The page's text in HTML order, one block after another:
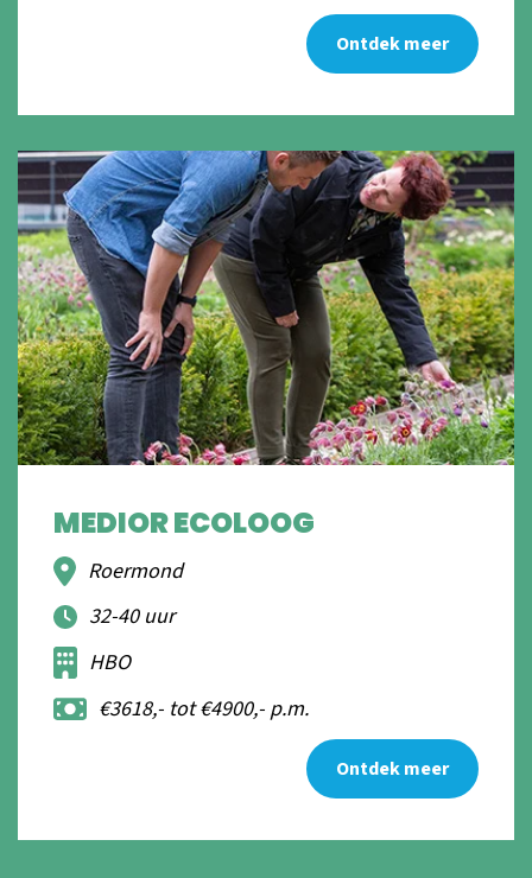
Ontdek meer
MEDIOR ECOLOOG
Roermond
32-40 uur
HBO
€3618,- tot €4900,- p.m.
Ontdek meer